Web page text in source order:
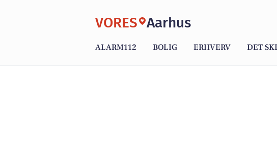
VORES Aarhus
ALARM112 BOLIG ERHVERV DET